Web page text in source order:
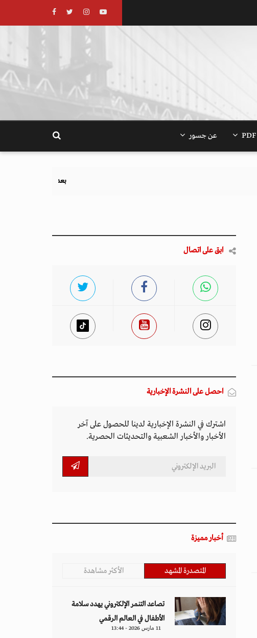
عن جسور
بعد تحذيرات أوروبية.. كيف يهدد نظام الغذاء
ابق على اتصال
احصل على النشرة الإخبارية
اشترك في النشرة الإخبارية لدينا للحصول على آخر
الأخبار والأخبار الشعبية والتحديثات الحصرية.
أخبار مميزة
المتصدرة المشهد الأكثر مشاهدة
تصاعد التنمر الإلكتروني يهدد سلامة
الأطفال في العالم الرقمي
11 مارس 2026 - 13:44